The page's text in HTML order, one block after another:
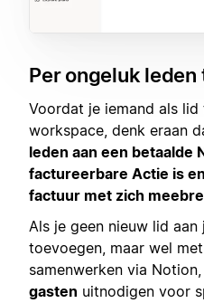
Per ongeluk leden
Voordat je iemand als
workspace, denk eraan
leden aan een betaalde
factureerbare Actie is
factuur met zich
Als je geen nieuw lid
toevoegen, maar wel
samenwerken via
gasten uitnodigen voor